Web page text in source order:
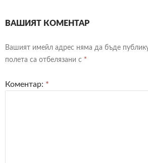
ВАШИЯТ КОМЕНТАР
Вашият имейл адрес няма да бъде
полета са отбелязани с *
Коментар: *